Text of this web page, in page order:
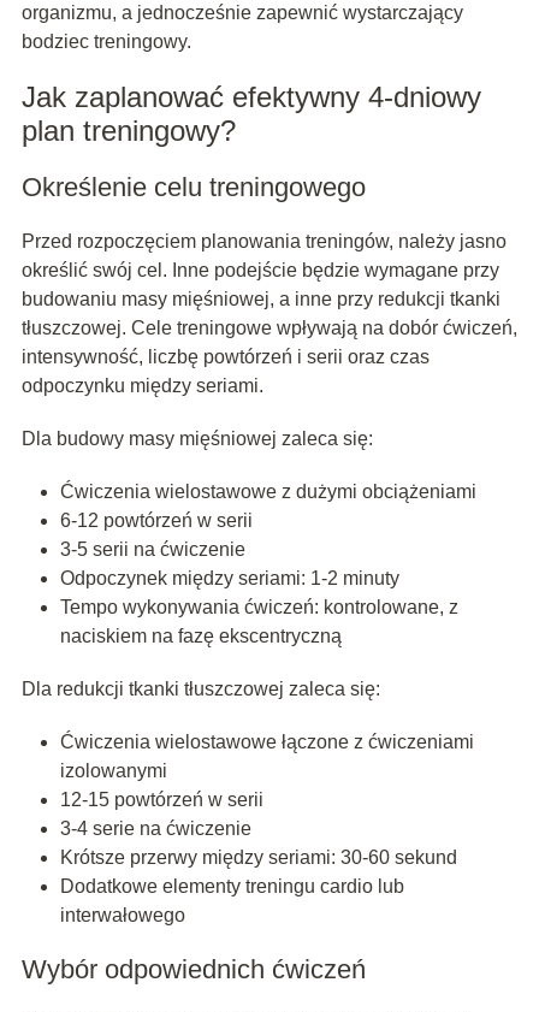
organizmu, a jednocześnie zapewnić wystarczający
bodziec treningowy.
Jak zaplanować efektywny 4-dniowy
plan treningowy?
Określenie celu treningowego
Przed rozpoczęciem planowania treningów, należy jasno
określić swój cel. Inne podejście będzie wymagane przy
budowaniu masy mięśniowej, a inne przy redukcji tkanki
tłuszczowej. Cele treningowe wpływają na dobór ćwiczeń,
intensywność, liczbę powtórzeń i serii oraz czas
odpoczynku między seriami.
Dla budowy masy mięśniowej zaleca się:
Ćwiczenia wielostawowe z dużymi obciążeniami
6-12 powtórzeń w serii
3-5 serii na ćwiczenie
Odpoczynek między seriami: 1-2 minuty
Tempo wykonywania ćwiczeń: kontrolowane, z
naciskiem na fazę ekscentryczną
Dla redukcji tkanki tłuszczowej zaleca się:
Ćwiczenia wielostawowe łączone z ćwiczeniami
izolowanymi
12-15 powtórzeń w serii
3-4 serie na ćwiczenie
Krótsze przerwy między seriami: 30-60 sekund
Dodatkowe elementy treningu cardio lub
interwałowego
Wybór odpowiednich ćwiczeń